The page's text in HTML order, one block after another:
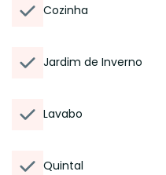
Cozinha
Jardim de Inverno
Lavabo
Quintal